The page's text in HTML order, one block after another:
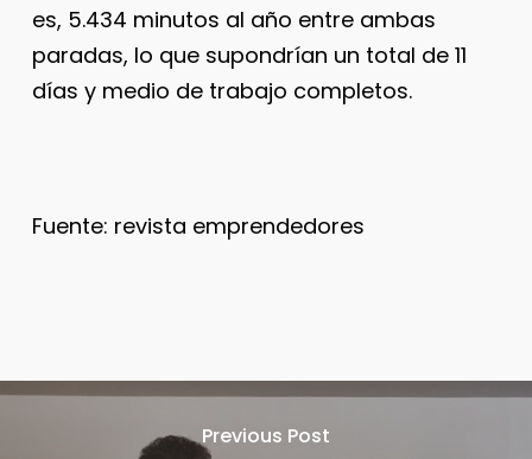
es, 5.434 minutos al año entre ambas
paradas, lo que supondrían un total de 11
días y medio de trabajo completos.
Fuente: revista emprendedores
Previous Post